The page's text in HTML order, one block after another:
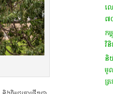
ល
៧
ក
វិ
និ
មូ
ត្រ